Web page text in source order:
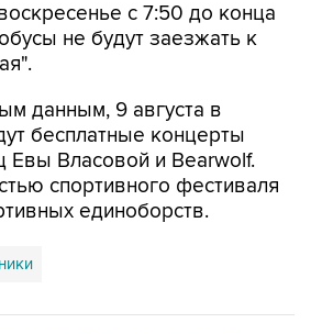
с 7:50 до конца
не будут заезжать к
данным, 9 августа в
бесплатные концерты
Евы Власовой и Bearwolf.
спортивного фестиваля
единоборств.